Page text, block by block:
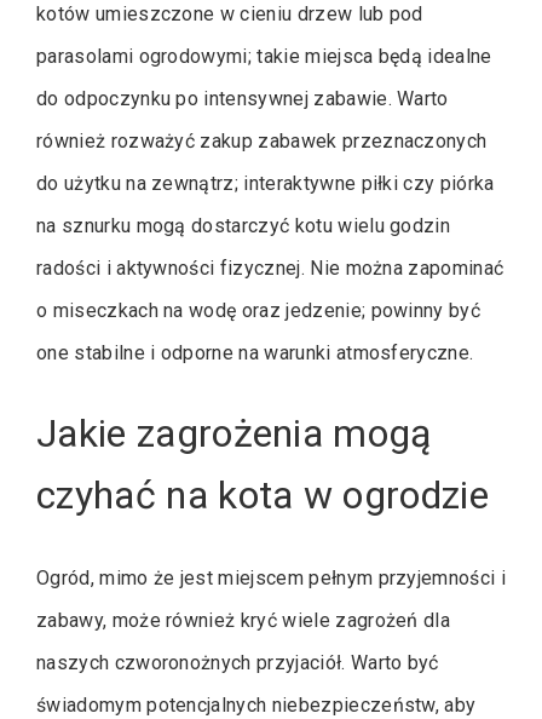
kotów umieszczone w cieniu drzew lub pod
parasolami ogrodowymi; takie miejsca będą idealne
do odpoczynku po intensywnej zabawie. Warto
również rozważyć zakup zabawek przeznaczonych
do użytku na zewnątrz; interaktywne piłki czy piórka
na sznurku mogą dostarczyć kotu wielu godzin
radości i aktywności fizycznej. Nie można zapominać
o miseczkach na wodę oraz jedzenie; powinny być
one stabilne i odporne na warunki atmosferyczne.
Jakie zagrożenia mogą
czyhać na kota w ogrodzie
Ogród, mimo że jest miejscem pełnym przyjemności i
zabawy, może również kryć wiele zagrożeń dla
naszych czworonożnych przyjaciół. Warto być
świadomym potencjalnych niebezpieczeństw, aby